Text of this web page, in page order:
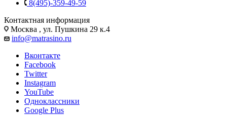
8(495)-359-49-59
Контактная информация
Москва , ул. Пушкина 29 к.4
info@matrasino.ru
Вконтакте
Facebook
Twitter
Instagram
YouTube
Одноклассники
Google Plus